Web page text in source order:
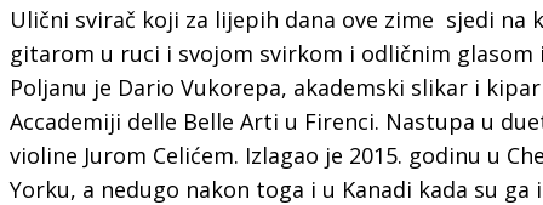
Ulični svirač koji za lijepih dana ove zime sjedi na
gitarom u ruci i svojom svirkom i odličnim
Poljanu je Dario Vukorepa, akademski slikar i
Accademiji delle Belle Arti u Firenci. Nastupa u
violine Jurom Celićem. Izlagao je 2015. godinu u
Yorku, a nedugo nakon toga i u Kanadi kada su